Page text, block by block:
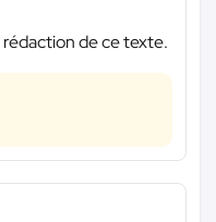
rédaction de ce texte.